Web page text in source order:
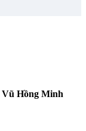
Vũ Hồng Minh